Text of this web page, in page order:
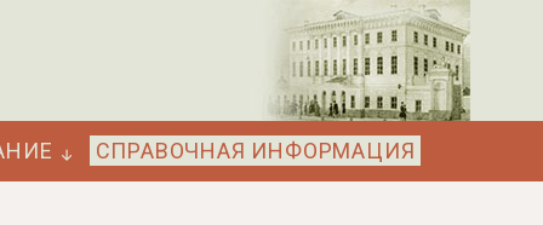
СПРАВОЧНАЯ ИНФОРМАЦИЯ